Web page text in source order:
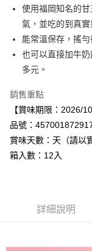
街口支付
悠遊付
Google Pay
全盈+PAY
AFTEE先享後付
相關說明
【關於「AFTEE先享後
AFTEE先享後付是「在
便利好安心！
１．簡單：不需註冊會
１．於結帳方式選擇
３．收到繳費通知簡訊
運送方式
宅配
使用福岡知名的
氣，並吃的到真實
能常溫保存，搖
也可以直接加牛
多元。
銷售重點
【賞味期限：2026/
品號：
賞味天數：天（請以
箱入數：12入
詳細說明